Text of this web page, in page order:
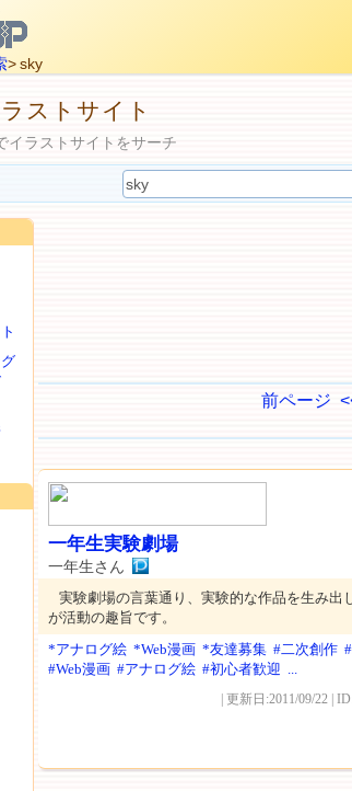
> sky
ストサイト
イラストサイトをサーチ
前ページ
一年生実験劇場
一年生さん
実験劇場の言葉通り、実験的な作品を生み出
が活動の趣旨です。
*アナログ絵 *Web漫画 *友達募集 #二次創作
#Web漫画 #アナログ絵 #初心者歓迎 ...
| 更新日:2011/09/22 | ID: